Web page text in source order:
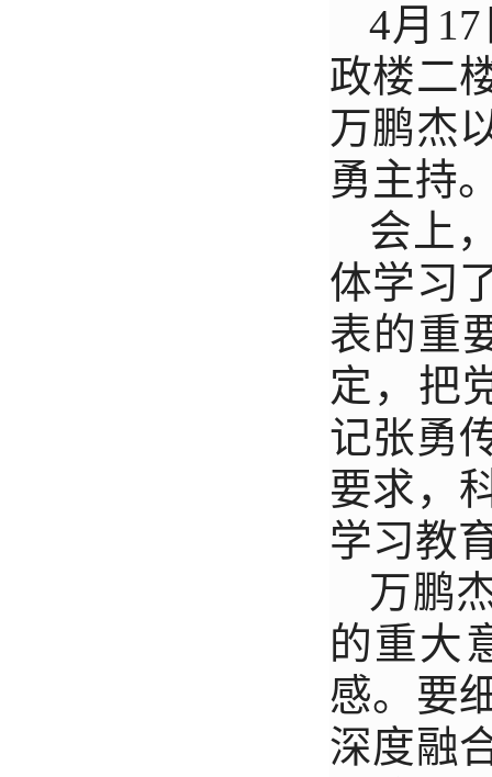
4月
政楼二
万鹏杰
勇主持
会上
体学习
表的重
定，把
记张勇
要求，
学习教
万鹏
的重大
感。要
深度融